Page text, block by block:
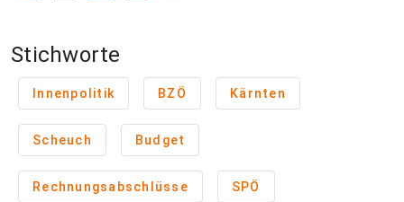
Stichworte
Innenpolitik BZÖ Kärnten
Scheuch Budget
Rechnungsabschlüsse SPÖ